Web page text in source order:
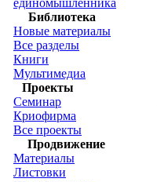
единомышленника
Библиотека
Новые материалы
Все разделы
Книги
Мультимедиа
Проекты
Семинар
Криофирма
Все проекты
Продвижение
Материалы
Листовки